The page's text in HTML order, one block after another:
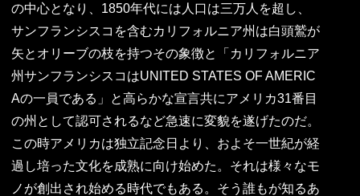
の中心となり、1850年代には人口は三万人を超し、
サンフランシスコを含むカリフォルニア州は白頭鷲が
矢とオリーブの枝を持つその象徴と「カリフォルニア
州サンフランシスコはUNITED STATES OF AMERIC
Aの一員である」と高らかな宣言共にアメリカ31番目
の州として認可されるなど急速に変貌を遂げたのだ。
この時アメリカは独立記念日より、およそ一世紀が経
過し培った文化を成熟に向け始めた。それは様々なモ
ノが創出され始める時代でもある。そう誰もが知るあ